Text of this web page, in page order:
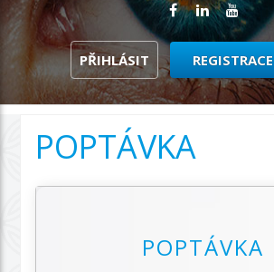
PŘIHLÁSIT REGISTRACE
POPTÁVKA
POPTÁVKA